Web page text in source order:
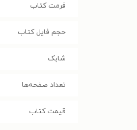
فرمت کتاب
حجم فایل کتاب
شابک
تعداد صفحه‌ها
قیمت کتاب